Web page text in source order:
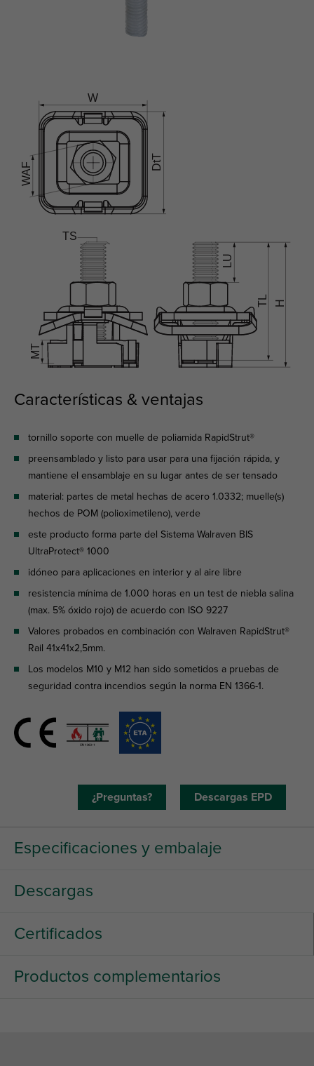
Características & ventajas
tornillo soporte con muelle de poliamida RapidStrut®
preensamblado y listo para usar para una fijación rápida, y
mantiene el ensamblaje en su lugar antes de ser tensado
material: partes de metal hechas de acero 1.0332; muelle(s)
hechos de POM (polioximetileno), verde
este producto forma parte del Sistema Walraven BIS
UltraProtect® 1000
idóneo para aplicaciones en interior y al aire libre
resistencia mínima de 1.000 horas en un test de niebla salina
(max. 5% óxido rojo) de acuerdo con ISO 9227
Valores probados en combinación con Walraven RapidStrut®
Rail 41x41x2,5mm.
Los modelos M10 y M12 han sido sometidos a pruebas de
seguridad contra incendios según la norma EN 1366-1.
¿Preguntas? Descargas EPD
Especificaciones y embalaje
Descargas
Certificados
Productos complementarios